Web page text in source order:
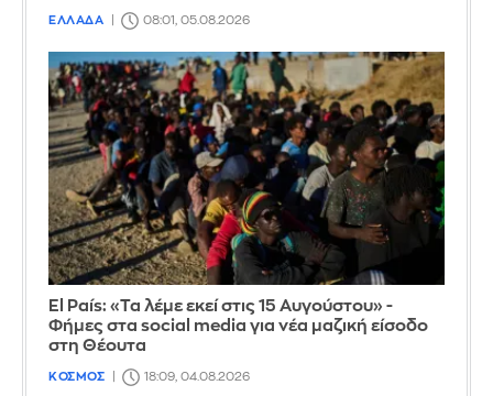
ΕΛΛΑΔΑ 08:01, 05.08.2026
El País: «Τα λέμε εκεί στις 15 Αυγούστου» -
Φήμες στα social media για νέα μαζική είσοδο
στη Θέουτα
ΚΟΣΜΟΣ 18:09, 04.08.2026